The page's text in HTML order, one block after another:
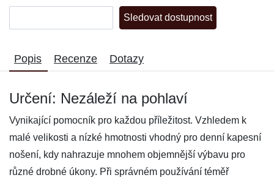
Sledovat dostupnost
Popis Recenze Dotazy
Určení: Nezáleží na pohlaví
Vynikající pomocník pro každou příležitost. Vzhledem k
malé velikosti a nízké hmotnosti vhodný pro denní kapesní
nošení, kdy nahrazuje mnohem objemnější výbavu pro
různé drobné úkony. Při správném používání téměř